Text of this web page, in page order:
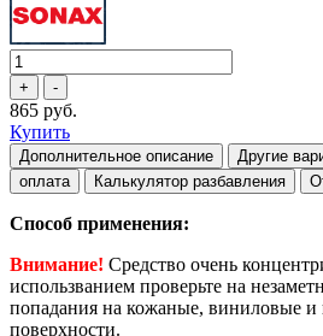
865 руб.
Купить
Дополнительное описание Другие
оплата
Калькулятор разбавления
Способ применения:
Внимание! Средство очень
использванием проверьте на
попадания на кожаные, виниловые и
поверхности.